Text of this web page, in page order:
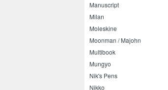
Manuscript
Milan
Moleskine
Moonman / Majohn
Multibook
Mungyo
Nik's Pens
Nikko